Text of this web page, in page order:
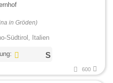
in Gröden)
Südtirol, Italien
600